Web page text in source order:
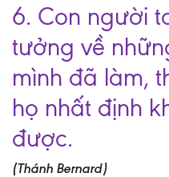
6. Con người
tưởng về
mình đã làm,
họ nhất định
được.
(Thánh Bernard)